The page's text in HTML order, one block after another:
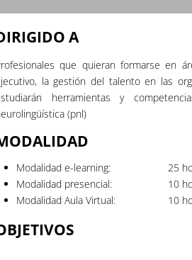
A
que quieran formarse en
la gestión del talento en las
herramientas y
(pnl)
Modalidad e-learning: 25
Modalidad presencial:
10
Modalidad Aula Virtual:
10